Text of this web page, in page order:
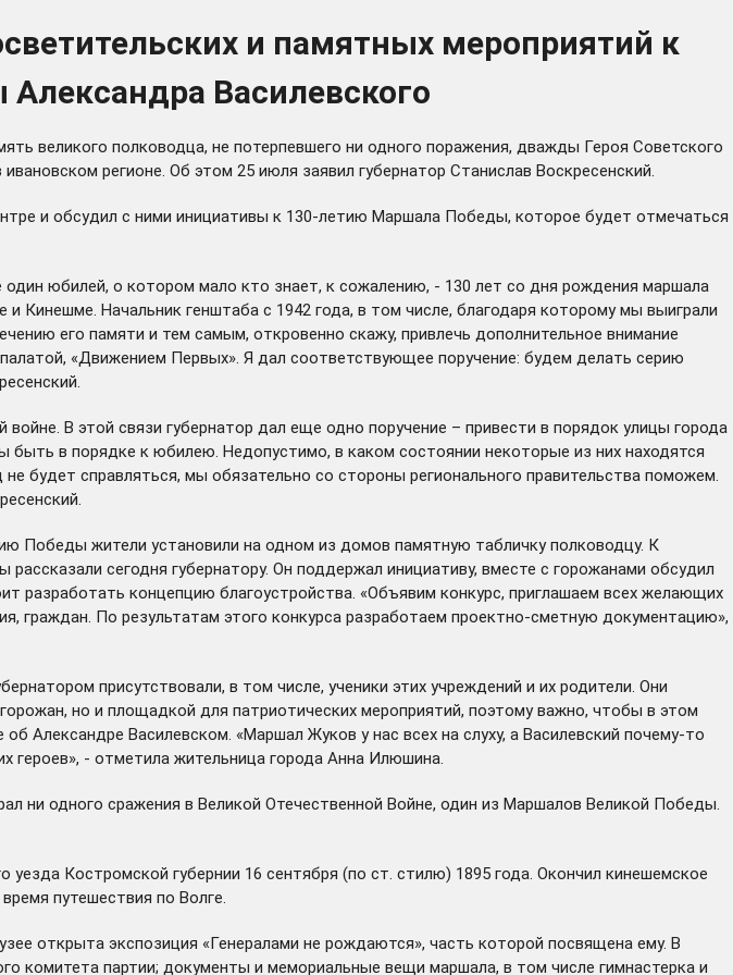
и памятных мероприятий к
Василевского
великого полководца, не потерпевшего ни одного поражения, дважды Героя Советского
регионе. Об этом 25 июля заявил губернатор Станислав Воскресенский.
и обсудил с ними инициативы к 130-летию Маршала Победы, которое будет отмечаться
юбилей, о котором мало кто знает, к сожалению, - 130 лет со дня рождения маршала
Кинешме. Начальник генштаба с 1942 года, в том числе, благодаря которому мы выиграли
его памяти и тем самым, откровенно скажу, привлечь дополнительное внимание
«Движением Первых» . Я дал соответствующее поручение: будем делать серию
В этой связи губернатор дал еще одно поручение – привести в порядок улицы города
в порядке к юбилею. Недопустимо, в каком состоянии некоторые из них находятся
будет справляться, мы обязательно со стороны регионального правительства поможем.
Победы жители установили на одном из домов памятную табличку полководцу. К
сегодня губернатору. Он поддержал инициативу, вместе с горожанами обсудил
разработать концепцию благоустройства. «Объявим конкурс, приглашаем всех желающих
граждан. По результатам этого конкурса разработаем проектно-сметную документацию»,
присутствовали, в том числе, ученики этих учреждений и их родители. Они
но и площадкой для патриотических мероприятий, поэтому важно, чтобы в этом
Александре Василевском. «Маршал Жуков у нас всех на слуху, а Василевский почему-то
героев», - отметила жительница города Анна Илюшина.
ни одного сражения в Великой Отечественной Войне, один из Маршалов Великой Победы.
Костромской губернии 16 сентября (по ст. стилю) 1895 года. Окончил кинешемское
путешествия по Волге.
открыта экспозиция «Генералами не рождаются», часть которой посвящена ему. В
комитета партии; документы и мемориальные вещи маршала, в том числе гимнастерка и